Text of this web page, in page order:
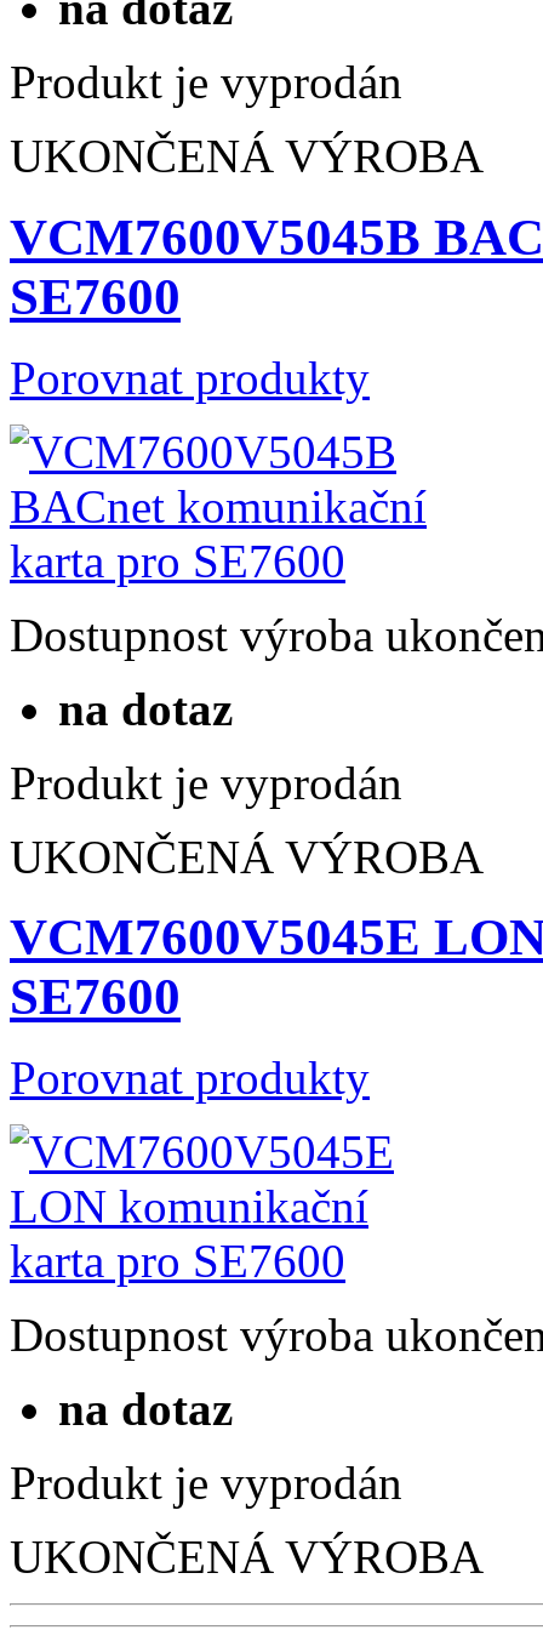
Produkt je vyprodán
UKONČENÁ VÝROBA
VCM7600V5045B
SE7600
Porovnat produkty
Dostupnost výroba
na dotaz
Produkt je vyprodán
UKONČENÁ VÝROBA
VCM7600V5045E
SE7600
Porovnat produkty
Dostupnost výroba
na dotaz
Produkt je vyprodán
UKONČENÁ VÝROBA